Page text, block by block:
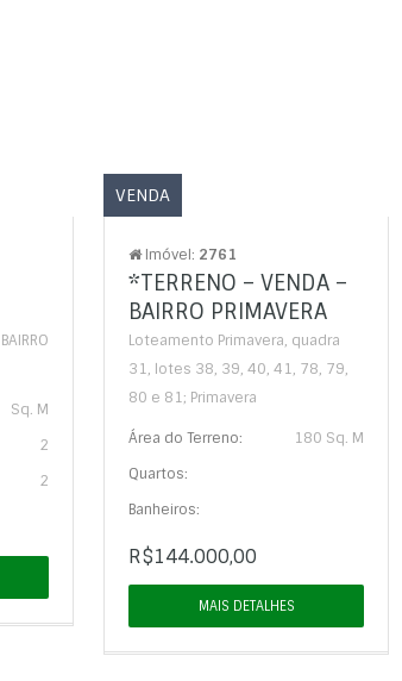
Sq. M
2
2
VENDA
Imóvel: 2761
*TERRENO – VENDA –
BAIRRO PRIMAVERA
Loteamento Primavera, quadra
31, lotes 38, 39, 40, 41, 78, 79,
80 e 81; Primavera
Área do Terreno:
180 Sq. M
Quartos:
Banheiros:
R$144.000,00
MAIS DETALHES